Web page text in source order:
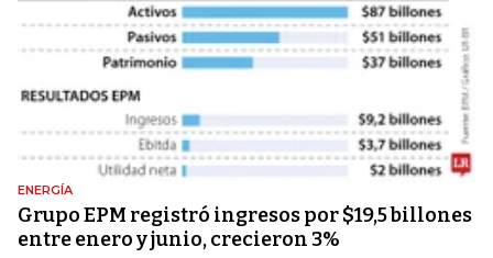
ENERGÍA
Grupo EPM registró ingresos por $19,5 billones
entre enero y junio, crecieron 3%